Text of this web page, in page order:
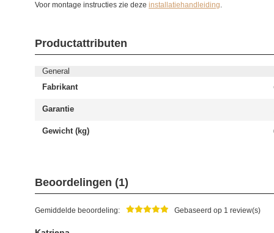
Voor montage instructies zie deze installatiehandleiding.
Productattributen
General
Fabrikant
Garantie
Gewicht (kg)
Beoordelingen (1)
Gemiddelde beoordeling: Gebaseerd op 1 review(s)